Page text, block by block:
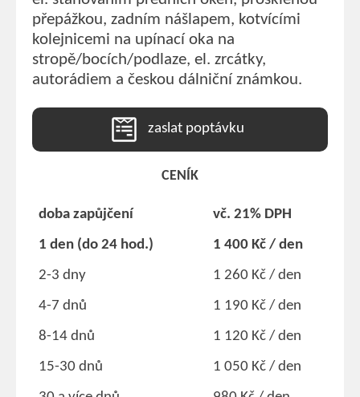
přepážkou, zadním nášlapem, kotvícími
kolejnicemi na upínací oka na
stropě/bocích/podlaze, el. zrcátky,
autorádiem a českou dálniční známkou.
zaslat poptávku
CENÍK
doba zapůjčení
vč. 21% DPH
1 den (do 24 hod.)
1 400 Kč / den
2-3 dny
1 260 Kč / den
4-7 dnů
1 190 Kč / den
8-14 dnů
1 120 Kč / den
15-30 dnů
1 050 Kč / den